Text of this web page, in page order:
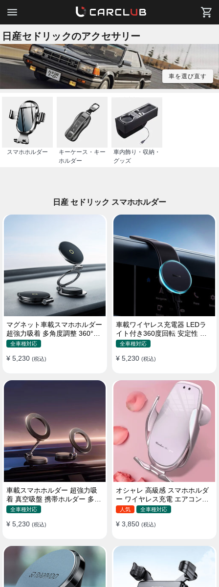
日産セドリックのアクセサリー
車を選び直す
スマホホルダー
キーケース・キー
ホルダー
車内飾り・収納・
グッズ
日産 セドリック スマホホルダー
マグネット車載スマホホルダー
超強力吸着 多角度調整 360°回
転な台座 車用ホルダー 折りた
全機種対応
全車種対応
¥ 5,230 (税込)
車載ワイヤレス充電器 LEDラ
イト付き360度回転 安定性 粘
着ゲル吸盤＆エアコン吹き出し
イヤレス充電 スマホホルダー
全車種対応
¥ 5,230 (税込)
車載スマホホルダー 超強力吸
着 真空吸盤 携帯ホルダー 多角
度調整 360°回転な台座 車用ホ
カー用品 全機種対応
全車種対応
¥ 5,230 (税込)
オシャレ 高級感 スマホホルダ
ー ワイヤレス充電 エアコン吹
き出し口/ 吸盤タイプ 女性
人気 全車種対応
¥ 3,850 (税込)